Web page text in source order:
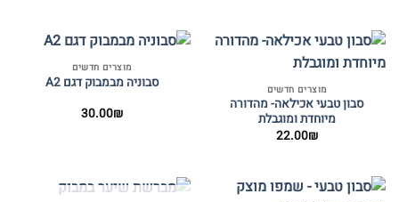
מוצרים חדשים
סבון טבעי אכילאה- מהדורה
מיוחדת ומוגבלת
22.00₪
מוצרים חדשים
סבוניה מבמבוק דגם A2
30.00₪